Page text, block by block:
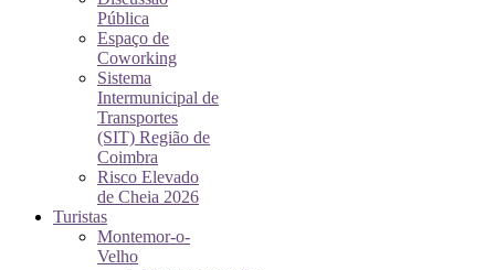
Pública
Espaço de
Coworking
Sistema
Intermunicipal de
Transportes
(SIT) Região de
Coimbra
Risco Elevado
de Cheia 2026
Turistas
Montemor-o-
Velho